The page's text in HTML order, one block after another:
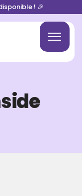
! 🎉